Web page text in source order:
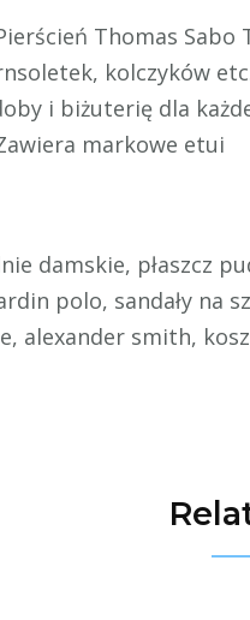
Thomas
kolczyków
i biżuterię dla
markowe etui
damskie, płaszcz
polo, sandały na
alexander smith,